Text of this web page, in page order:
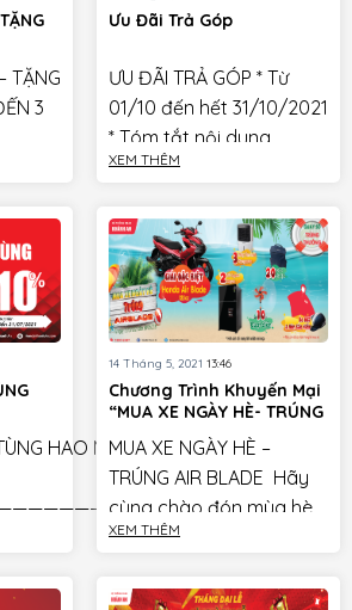
TẶNG
3
1
Ưu Đãi Trả Góp
ƯU ĐÃI TRẢ GÓP * Từ
01/10 đến hết 31/10/2021
* Tóm tắt nội dung
chương trình Gói trả
dụng cho tất các […]
XEM THÊM
HAO MÒN TỰ
tùng như Bugi,
14 Tháng 5, 2021 13:46
Chương Trình Khuyến Mại
“MUA XE NGÀY HÈ- TRÚNG
MUA XE NGÀY HÈ –
TRÚNG AIR BLADE Hãy
cùng chào đón mùa hè
rực rỡ với nhiều ưu đãi
khách hàng mua […]
XEM THÊM